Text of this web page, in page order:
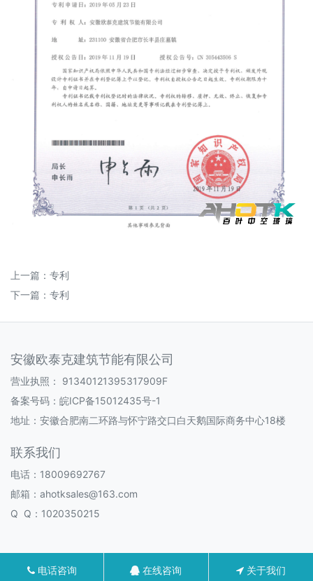
上一篇： 专利
下一篇： 专利
安徽欧泰克建筑节能有限公司
营业执照： 91340121395317909F
备案号码： 皖ICP备15012435号-1
地址：安徽合肥南二环路与怀宁路交口白天鹅国际商务中心18楼
联系我们
电话：18009692767
邮箱：ahotksales@163.com
Q Q：1020350215
电话咨询 在线咨询 关于我们